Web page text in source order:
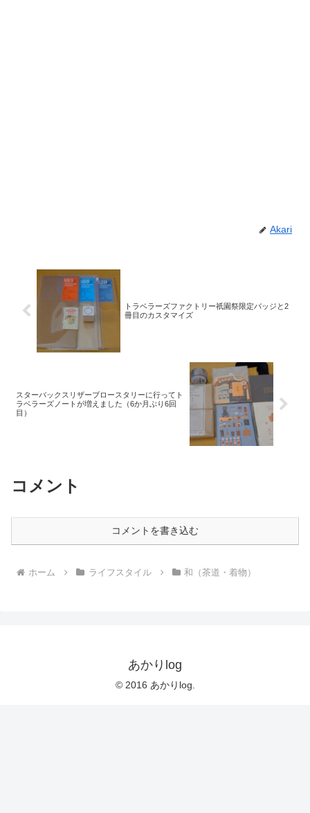
Akari
トラベラーズファクトリー祇園祭限定バッジと2
冊目のカスタマイズ
スターバックスリザーブロースタリーに行ってト
ラベラーズノートが増えました（6か月ぶり6回
目）
コメント
コメントを書き込む
ホーム ライフスタイル 和（茶道・着物）
あかりlog
© 2016 あかりlog.